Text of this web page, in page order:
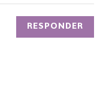
RESPONDER